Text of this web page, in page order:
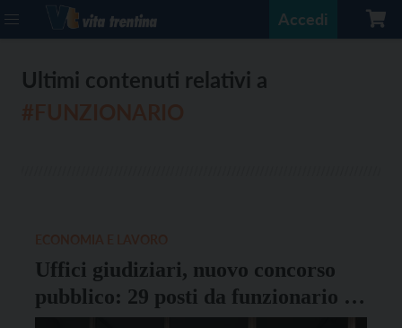
Accedi
Ultimi contenuti relativi a
Uffici giudiziari, nuovo concorso
pubblico: 29 posti da funzionario a